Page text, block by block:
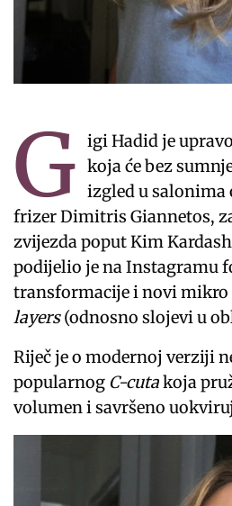
G igi Hadid je
koja će bez
izgled u salonima
frizer Dimitris Giannetos,
zvijezda poput Kim
podijelio je na Instagramu
transformacije i novi mikro
layers(odnosno slojevi u
Riječ je o modernoj verziji
popularnog C-cutakoja
volumen i savršeno